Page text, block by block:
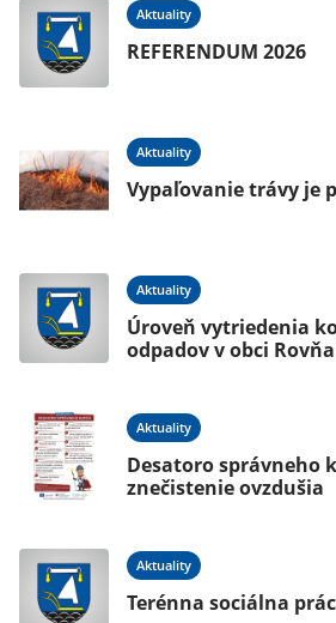
Aktuality
REFERENDUM 2026
Aktuality
Vypaľovanie trávy je
Aktuality
Úroveň vytriedenia
odpadov v obci
Aktuality
Desatoro správneho
znečistenie ovzdušia
Aktuality
Terénna sociálna